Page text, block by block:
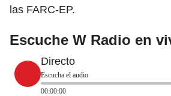
las FARC-EP.
Escuche W Radio en
Directo
Escucha el audio
00:00:00